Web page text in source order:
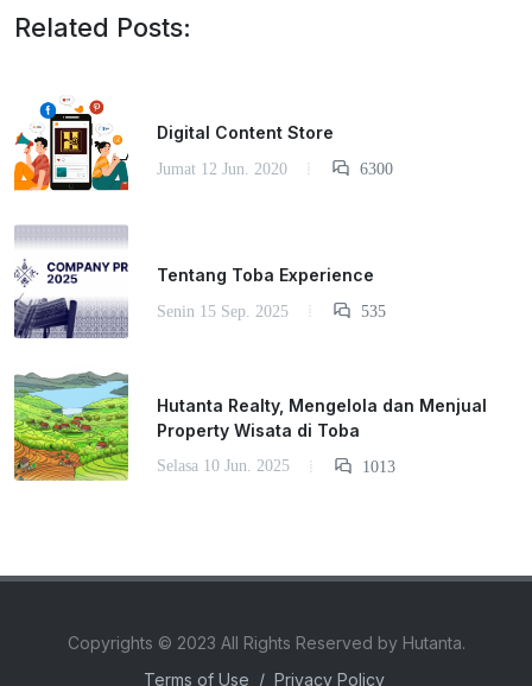
Related Posts:
Digital Content Store
Jumat 12 Jun. 2020 6300
Tentang Toba Experience
Senin 15 Sep. 2025 535
Hutanta Realty, Mengelola dan Menjual
Property Wisata di Toba
Selasa 10 Jun. 2025 1013
Copyrights © 2023 All Rights Reserved by Hutanta.
Terms of Use / Privacy Policy